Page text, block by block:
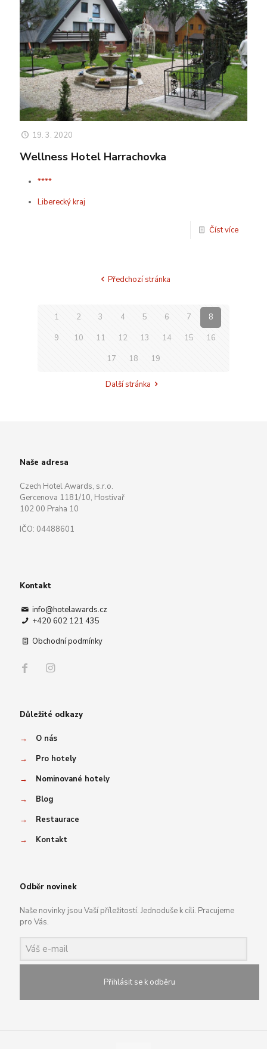
19. 3. 2020
Wellness Hotel Harrachovka
****
Liberecký kraj
Číst více
Předchozí stránka
1 2 3 4 5 6 7
8
9
10 11 12 13 14 15
16
17
18 19
Další stránka
Naše adresa
Czech Hotel Awards, s.r.o.
Gercenova 1181/10, Hostivař
102 00 Praha 10
IČO: 04488601
Kontakt
info@hotelawards.cz
+420 602 121 435
Obchodní podmínky
Důležité odkazy
→
O nás
→
Pro hotely
→
Nominované hotely
→
Blog
→
Restaurace
→
Kontakt
Odběr novinek
Naše novinky jsou Vaší příležitostí. Jednoduše k cíli. Pracujeme
pro Vás.
Přihlásit se k odběru